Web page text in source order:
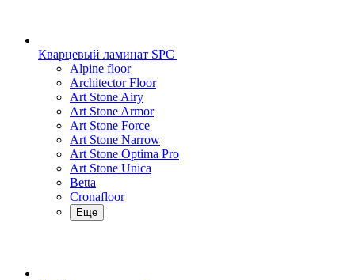
Кварцевый ламинат SPC
Alpine floor
Architector Floor
Art Stone Airy
Art Stone Armor
Art Stone Force
Art Stone Narrow
Art Stone Optima Pro
Art Stone Unica
Betta
Cronafloor
Еще